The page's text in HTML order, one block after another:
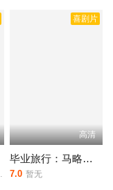
喜剧片
高清
毕业旅行：马略卡岛
7.0 暂无